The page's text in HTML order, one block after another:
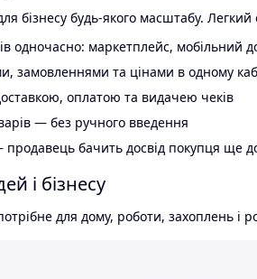
бізнесу будь-якого масштабу.
одночасно: маркетплейс, мобільний
замовленнями та цінами в одному
доставкою, оплатою та видачею чеків
— без ручного введення
продавець бачить досвід покупця ще
і бізнесу
для дому, роботи, захоплень і